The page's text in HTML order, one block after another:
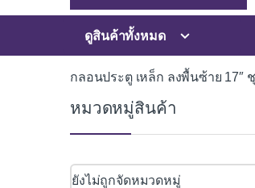
ดูสินค้าทั้งหมด
กลอนประตู เหล็ก ลงพื้นซ้าย 17″
หมวดหมู่สินค้า
ยังไม่ถูกจัดหมวดหมู่